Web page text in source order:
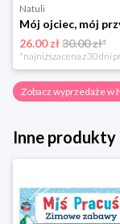
Natuli
26.00 zł30.00 zł*
Zobacz wyprzedaże w
Inne produkty